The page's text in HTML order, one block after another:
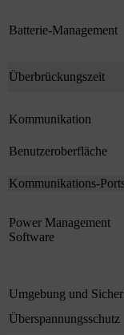
Batterie-Management
Überbrückungszeit
Kommunikation
Benutzeroberfläche
Kommunikations-
Power Management
Software
Umgebung und
Überspannungsschutz